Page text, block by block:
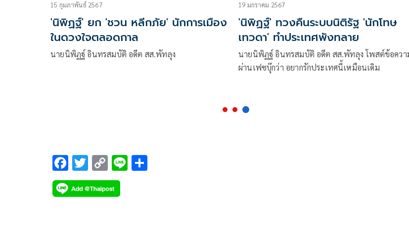
15 กุมภาพันธ์ 2567
'นิพิฏฐ์' ยก 'ชวน หลีกภัย' นักการเมือง
ในดวงใจตลอดกาล
นายนิพิฏฐ์ อินทรสมบัติ อดีต สส.พัทลุง
19 มกราคม 2567
'นิพิฏฐ์' ทวงคืนระบบนิติรัฐ 'นักโทษ
เทวดา' ทำประเทศพังทลาย
นายนิพิฏฐ์ อินทรสมบัติ อดีต สส.พัทลุง โพสต์ข้อควา
ผ่านเฟซบุ๊กว่า อยากรักประเทศนี้เหมือนเดิม
F
ac
e
T
wi
tt
C
o
p
Li